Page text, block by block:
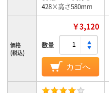
428×高さ580mm
価格
(税込)
￥3,120
数量
カゴへ